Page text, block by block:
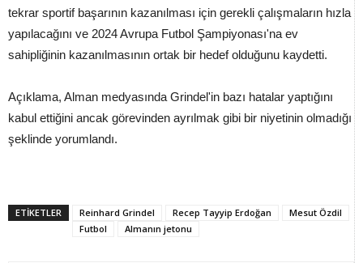
tekrar sportif başarının kazanılması için gerekli çalışmaların hızla
yapılacağını ve 2024 Avrupa Futbol Şampiyonası'na ev
sahipliğinin kazanılmasının ortak bir hedef olduğunu kaydetti.
Açıklama, Alman medyasında Grindel'in bazı hatalar yaptığını
kabul ettiğini ancak görevinden ayrılmak gibi bir niyetinin olmadığı
şeklinde yorumlandı.
ETİKETLER Reinhard Grindel Recep Tayyip Erdoğan
Mesut Özdil
Futbol
Almanın jetonu